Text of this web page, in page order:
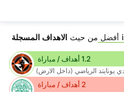
أفضل من حيث الاهداف المسجلة
1.2 أهداف / مباراة
يونايتد الرياضي (داخل الارض)
2 أهداف / مباراة